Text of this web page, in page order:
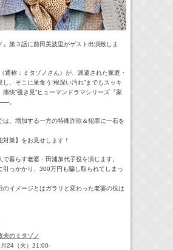
』第３話に前田美波里がゲスト出演致しま
通称：ミタゾノさん）が、派遣された家庭・
、そこに巣食う“根深い汚れ”までもスッキ
痛快“覗き見”ヒューマンドラマシリーズ『家
。
は、増加する一方の特殊詐欺＆犯罪に一石を
対策】をお見せします！
暮らす老婆・田浦加代子役を演じます。
引っかかり、300万円も騙し取られてしまっ
のイメージとはガラリと変わった老婆の役は
夫のミタゾノ
月24（火）21:00-